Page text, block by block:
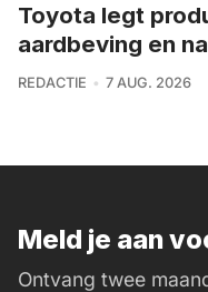
Toyota legt
aardbeving en
REDACTIE 7 AUG. 2026
Meld je aan
Ontvang twee